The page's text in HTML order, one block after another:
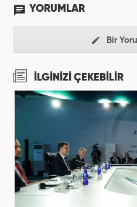
YORUMLAR
Bir
İLGİNİZİ ÇEKEBİLİR